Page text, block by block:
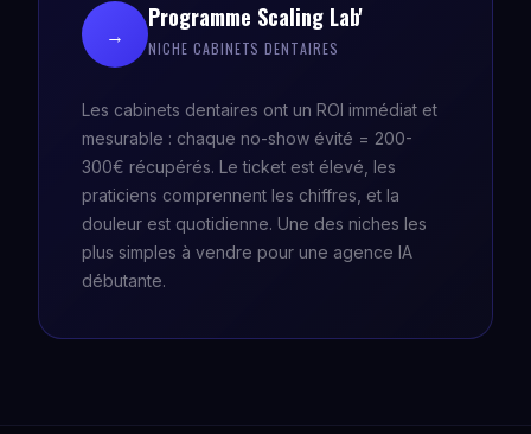
→
Programme Scaling Lab'
NICHE CABINETS DENTAIRES
Les cabinets dentaires ont un ROI immédiat et
mesurable : chaque no-show évité = 200-
300€ récupérés. Le ticket est élevé, les
praticiens comprennent les chiffres, et la
douleur est quotidienne. Une des niches les
plus simples à vendre pour une agence IA
débutante.